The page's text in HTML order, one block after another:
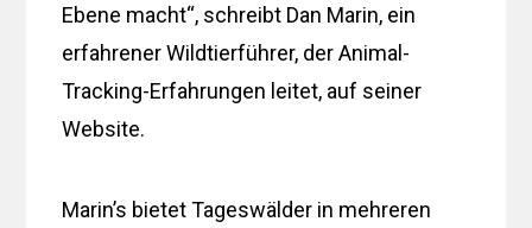
Ebene macht“, schreibt Dan Marin, ein
erfahrener Wildtierführer, der Animal-
Tracking-Erfahrungen leitet, auf seiner
Website.
Marin’s bietet Tageswälder in mehreren